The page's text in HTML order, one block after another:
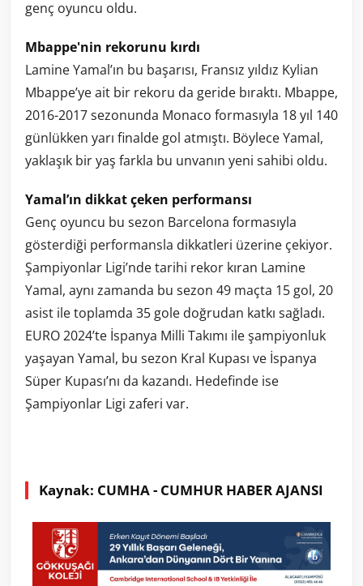
genç oyuncu oldu.
Mbappe'nin rekorunu kırdı
Lamine Yamal’ın bu başarısı, Fransız yıldız Kylian
Mbappe’ye ait bir rekoru da geride bıraktı. Mbappe,
2016-2017 sezonunda Monaco formasıyla 18 yıl 140
günlükken yarı finalde gol atmıştı. Böylece Yamal,
yaklaşık bir yaş farkla bu unvanın yeni sahibi oldu.
Yamal’ın dikkat çeken performansı
Genç oyuncu bu sezon Barcelona formasıyla
gösterdiği performansla dikkatleri üzerine çekiyor.
Şampiyonlar Ligi’nde tarihi rekor kıran Lamine
Yamal, aynı zamanda bu sezon 49 maçta 15 gol, 20
asist ile toplamda 35 gole doğrudan katkı sağladı.
EURO 2024’te İspanya Milli Takımı ile şampiyonluk
yaşayan Yamal, bu sezon Kral Kupası ve İspanya
Süper Kupası’nı da kazandı. Hedefinde ise
Şampiyonlar Ligi zaferi var.
Kaynak: CUMHA - CUMHUR HABER AJANSI